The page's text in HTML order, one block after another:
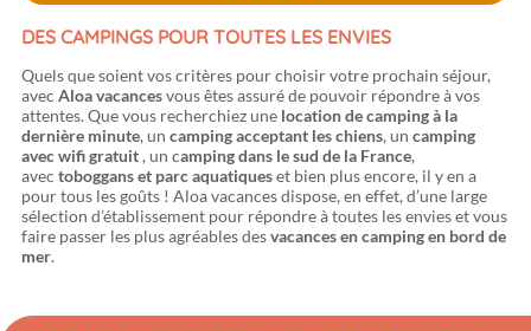
DES CAMPINGS POUR TOUTES LES ENVIES
Quels que soient vos critères pour choisir votre prochain séjour,
avec Aloa vacancesvous êtes assuré de pouvoir répondre à vos
attentes. Que vous recherchiez une location de camping à la
dernière minute, un camping acceptant les chiens, un camping
avec wifi gratuit, un camping dans le sud de la France,
avec toboggans et parc aquatiqueset bien plus encore, il y en a
pour tous les goûts ! Aloa vacances dispose, en effet, d’une large
sélection d’établissement pour répondre à toutes les envies et vous
faire passer les plus agréables desvacances en camping en bord de
mer.